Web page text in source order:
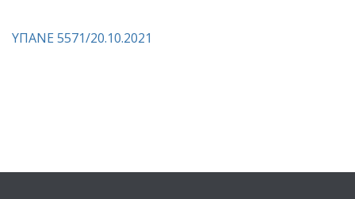
ΥΠΑΝΕ 5571/20.10.2021